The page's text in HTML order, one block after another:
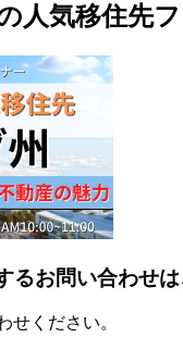
人気移住先
るお問い合わせ
せください。